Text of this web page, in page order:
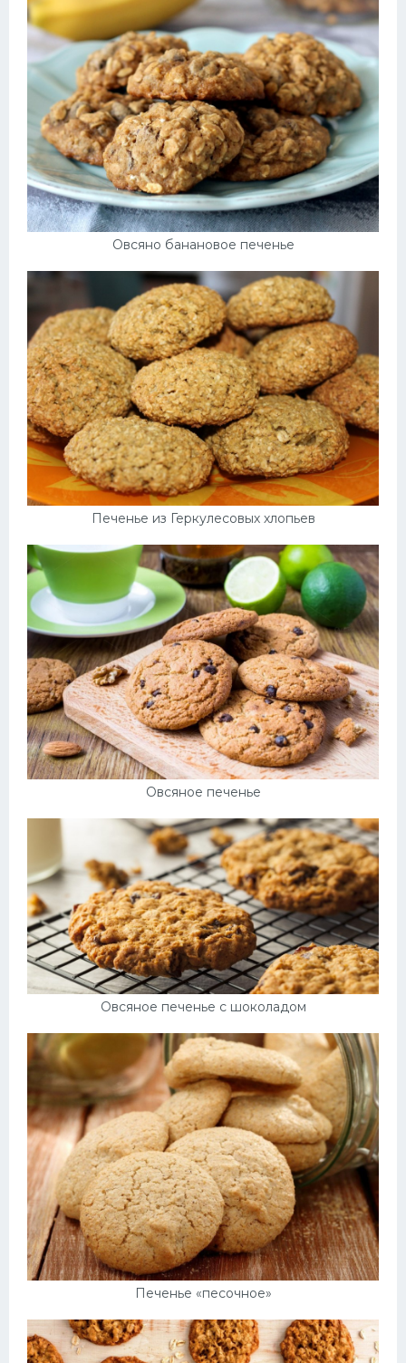
Овсяно банановое печенье
Печенье из Геркулесовых хлопьев
Овсяное печенье
Овсяное печенье с шоколадом
Печенье «песочное»